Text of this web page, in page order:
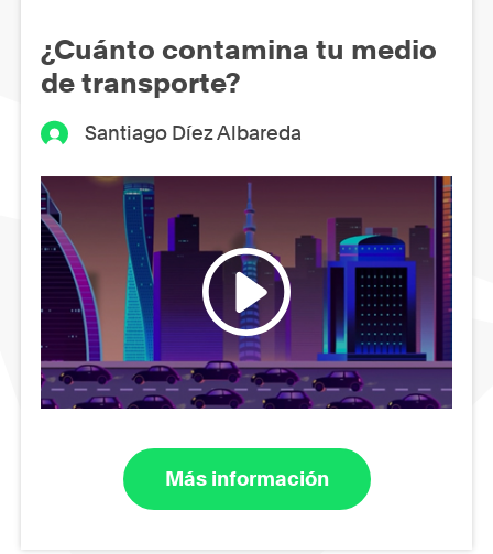
¿Cuánto contamina tu medio
de transporte?
Santiago Díez Albareda
Más información